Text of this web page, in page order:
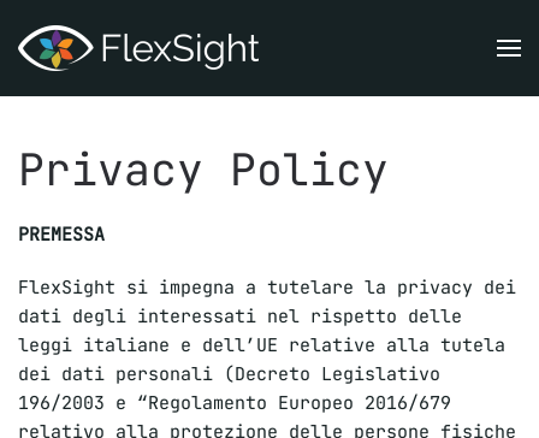
Skip to main content
Privacy Policy
PREMESSA
FlexSight si impegna a tutelare la privacy dei
dati degli interessati nel rispetto delle
leggi italiane e dell’UE relative alla tutela
dei dati personali (Decreto Legislativo
196/2003 e “Regolamento Europeo 2016/679
relativo alla protezione delle persone fisiche